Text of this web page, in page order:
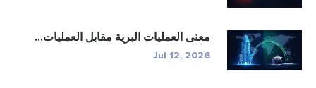
معنى العمليات البرية مقابل العمليات...
Jul 12, 2026